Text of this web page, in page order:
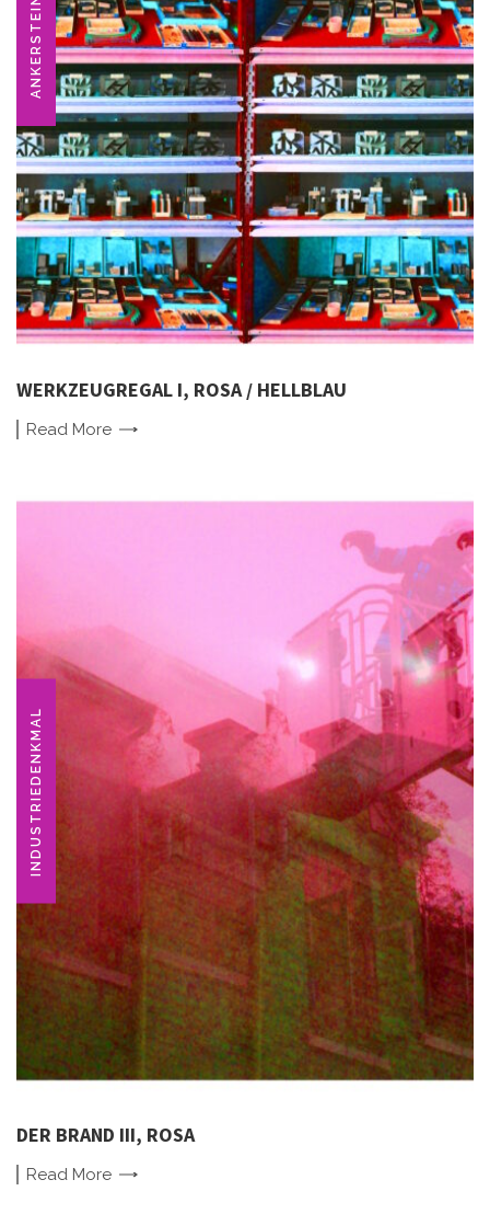
ANKERSTEIN
WERKZEUGREGAL I, ROSA / HELLBLAU
Read More
INDUSTRIEDENKMAL
DER BRAND III, ROSA
Read More